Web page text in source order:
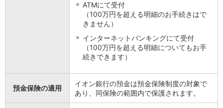
ATMにて受付
（100万円を超える明細のお手続きはで
きません）
インターネットバンキングにて受付
（100万円を超える明細についてもお手
続きできます）
預金保険の適用
イオン銀行の預金は預金保険制度の対象で
あり、同保険の範囲内で保護されます。